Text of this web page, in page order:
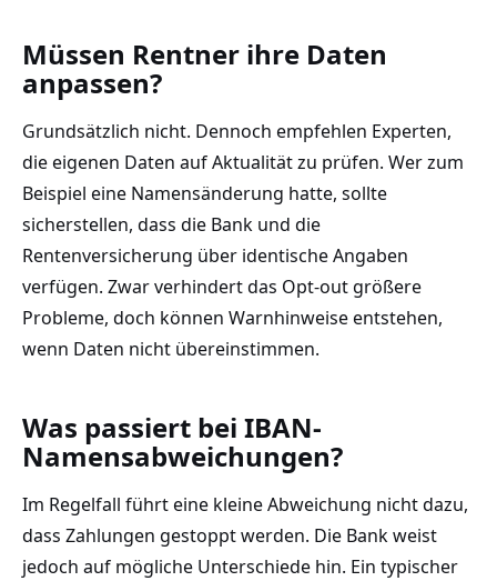
Müssen Rentner ihre Daten
anpassen?
Grundsätzlich nicht. Dennoch empfehlen Experten,
die eigenen Daten auf Aktualität zu prüfen. Wer zum
Beispiel eine Namensänderung hatte, sollte
sicherstellen, dass die Bank und die
Rentenversicherung über identische Angaben
verfügen. Zwar verhindert das Opt-out größere
Probleme, doch können Warnhinweise entstehen,
wenn Daten nicht übereinstimmen.
Was passiert bei IBAN-
Namensabweichungen?
Im Regelfall führt eine kleine Abweichung nicht dazu,
dass Zahlungen gestoppt werden. Die Bank weist
jedoch auf mögliche Unterschiede hin. Ein typischer